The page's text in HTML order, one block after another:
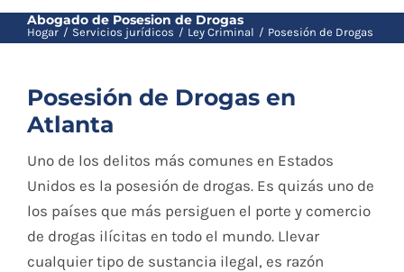
English
Abogado de Posesion de Drogas
Hogar Servicios jurídicos Ley Criminal Posesión de Drogas
Posesión de Drogas en
Atlanta
Uno de los delitos más comunes en Estados
Unidos es la posesión de drogas. Es quizás uno de
los países que más persiguen el porte y comercio
de drogas ilícitas en todo el mundo. Llevar
cualquier tipo de sustancia ilegal, es razón